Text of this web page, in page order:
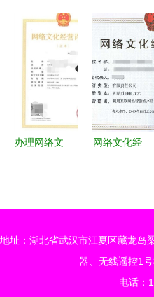
造考核涌现
蜕变传奇苏
工厂新称号
之稳！_速
新闻再建样
自身展示能
力开拓里程
标题需人工
确认一次更
新。可为您
按优化后逻
网络技术服
务新发展引
擎
聚焦网络技
术服务类企
业
办理网络文
作指南
网络文化经
指南
地址：湖北省武汉市江夏区藏龙岛
器、无线遥控1
电话：